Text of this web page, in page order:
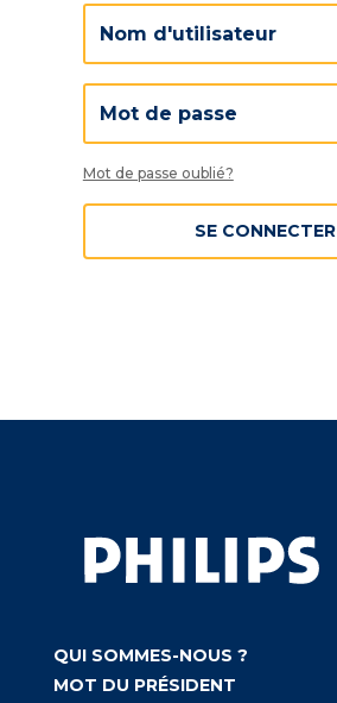
Mot de passe oublié?
SE CONNECTER
QUI SOMMES-NOUS ?
MOT DU PRÉSIDENT